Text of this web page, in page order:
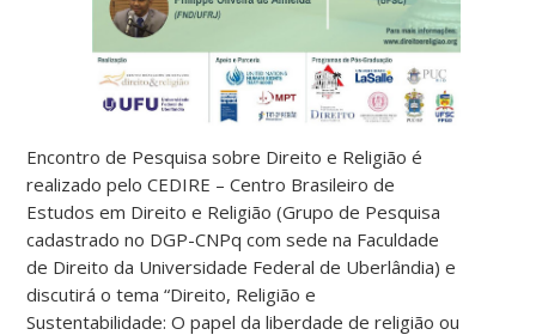
Encontro de Pesquisa sobre Direito e Religião é
realizado pelo CEDIRE – Centro Brasileiro de
Estudos em Direito e Religião (Grupo de Pesquisa
cadastrado no DGP-CNPq com sede na Faculdade
de Direito da Universidade Federal de Uberlândia) e
discutirá o tema “Direito, Religião e
Sustentabilidade: O papel da liberdade de religião ou